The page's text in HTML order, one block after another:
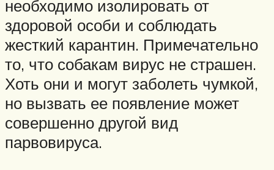
необходимо изолировать от
здоровой особи и соблюдать
жесткий карантин. Примечательно
то, что собакам вирус не страшен.
Хоть они и могут заболеть чумкой,
но вызвать ее появление может
совершенно другой вид
парвовируса.